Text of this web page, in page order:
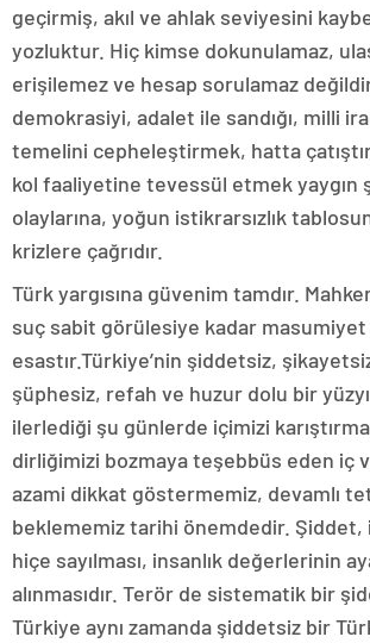
geçirmiş, akıl ve ahlak seviyesini
yozluktur. Hiç kimse dokunulamaz,
erişilemez ve hesap sorulamaz
demokrasiyi, adalet ile sandığı, milli
temelini cepheleştirmek, hatta
kol faaliyetine tevessül etmek yaygın
olaylarına, yoğun istikrarsızlık
krizlere çağrıdır.
Türk yargısına güvenim tamdır.
suç sabit görülesiye kadar masumiyet
esastır.Türkiye’nin şiddetsiz,
şüphesiz, refah ve huzur dolu bir
ilerlediği şu günlerde içimizi
dirliğimizi bozmaya teşebbüs eden iç
azami dikkat göstermemiz, devamlı
beklememiz tarihi önemdedir. Şiddet,
hiçe sayılması, insanlık değerlerinin
alınmasıdır. Terör de sistematik bir
Türkiye aynı zamanda şiddetsiz bir